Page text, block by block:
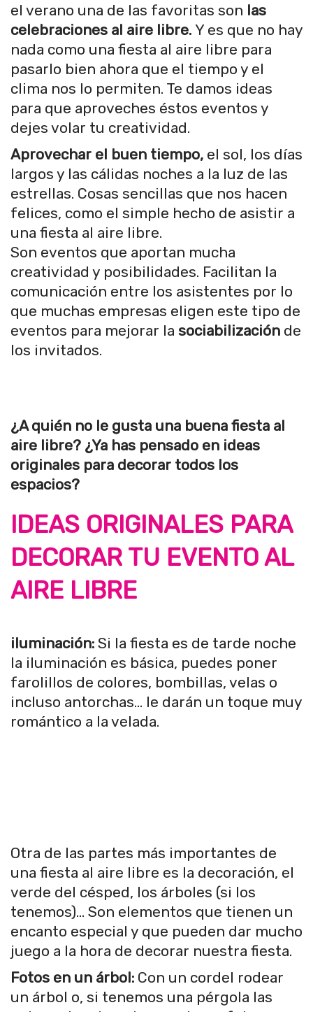
el verano una de las favoritas son las
celebraciones al aire libre. Y es que no hay
nada como una fiesta al aire libre para
pasarlo bien ahora que el tiempo y el
clima nos lo permiten. Te damos ideas
para que aproveches éstos eventos y
dejes volar tu creatividad.
Aprovechar el buen tiempo, el sol, los días
largos y las cálidas noches a la luz de las
estrellas. Cosas sencillas que nos hacen
felices, como el simple hecho de asistir a
una fiesta al aire libre.
Son eventos que aportan mucha
creatividad y posibilidades. Facilitan la
comunicación entre los asistentes por lo
que muchas empresas eligen este tipo de
eventos para mejorar la sociabilización de
los invitados.
¿A quién no le gusta una buena fiesta al
aire libre? ¿Ya has pensado en ideas
originales para decorar todos los
espacios?
IDEAS ORIGINALES PARA
DECORAR TU EVENTO AL
AIRE LIBRE
iluminación: Si la fiesta es de tarde noche
la iluminación es básica, puedes poner
farolillos de colores, bombillas, velas o
incluso antorchas… le darán un toque muy
romántico a la velada.
Otra de las partes más importantes de
una fiesta al aire libre es la decoración, el
verde del césped, los árboles (si los
tenemos)… Son elementos que tienen un
encanto especial y que pueden dar mucho
juego a la hora de decorar nuestra fiesta.
Fotos en un árbol: Con un cordel rodear
un árbol o, si tenemos una pérgola las